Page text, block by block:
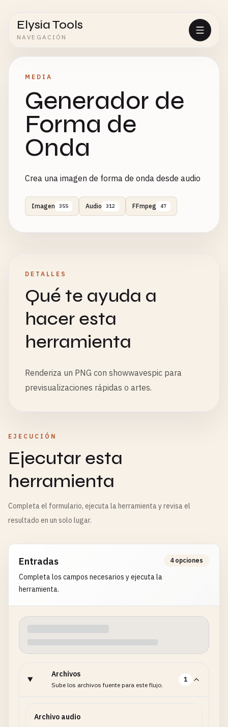
Elysia Tools
NAVEGACIÓN
MEDIA
Generador de
Forma de
Onda
Crea una imagen de forma de onda desde audio
Imagen 355 Audio 312 FFmpeg 47
DETALLES
Qué te ayuda a
hacer esta
herramienta
Renderiza un PNG con showwavespic para
previsualizaciones rápidas o artes.
EJECUCIÓN
Ejecutar esta
herramienta
Completa el formulario, ejecuta la herramienta y revisa el
resultado en un solo lugar.
Entradas
Completa los campos necesarios y ejecuta la
herramienta.
4 opciones
Archivos
Sube los archivos fuente para este flujo.
1
Archivo audio